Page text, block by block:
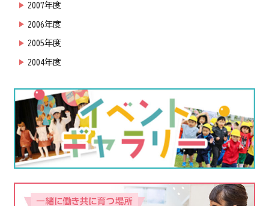
2007年度
2006年度
2005年度
2004年度